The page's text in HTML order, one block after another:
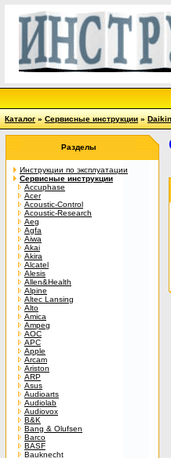
Каталог»Сервисные инструкции»Daikin
Разделы
Инструкции по эксплуатации
Сервисные инструкции
Accuphase
Acer
Acoustic-Control
Acoustic-Research
Aeg
Agfa
Aiwa
Akai
Akira
Alcatel
Alesis
Allen&Health
Alpine
Altec Lansing
Alto
Amica
Ampeg
AOC
APC
Apple
Arcam
Ariston
ARP
Asus
Audioarts
Audiolab
Audiovox
B&K
Bang & Olufsen
Barco
BASF
Bauknecht